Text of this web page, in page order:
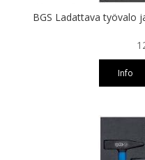
BGS Ladattava työvalo
Info